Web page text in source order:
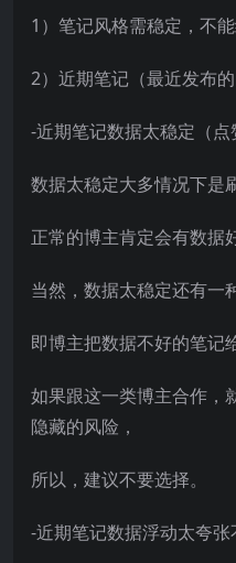
1）笔记风格需稳定，不
2）近期笔记（最近发布
-近期笔记数据太稳定（点
数据太稳定大多情况下是
正常的博主肯定会有数据
当然，数据太稳定还有一
即博主把数据不好的笔记
如果跟这一类博主合作，
隐藏的风险，
所以，建议不要选择。
-近期笔记数据浮动太夸张